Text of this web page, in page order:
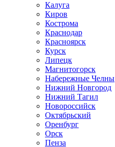
Калуга
Киров
Кострома
Краснодар
Красноярск
Курск
Липецк
Магнитогорск
Набережные Челны
Нижний Новгород
Нижний Тагил
Новороссийск
Октябрьский
Оренбург
Орск
Пенза